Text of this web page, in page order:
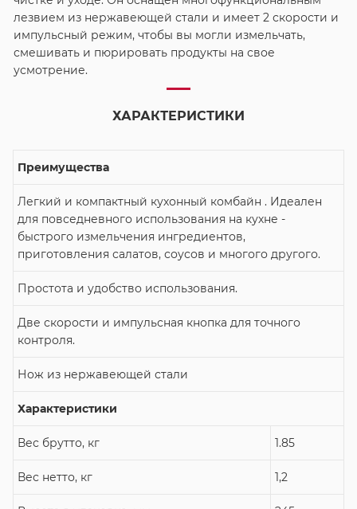
лезвием из нержавеющей стали и имеет 2 скорости и
импульсный режим, чтобы вы могли измельчать,
смешивать и пюрировать продукты на свое
усмотрение.
ХАРАКТЕРИСТИКИ
Преимущества
Легкий и компактный кухонный комбайн . Идеален
для повседневного использования на кухне -
быстрого измельчения ингредиентов,
приготовления салатов, соусов и многого другого.
Простота и удобство использования.
Две скорости и импульсная кнопка для точного
контроля.
Нож из нержавеющей стали
Характеристики
Вес брутто, кг 1.85
Вес нетто, кг 1,2